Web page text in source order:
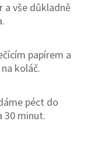
a vše důkladně
papírem a
koláč.
péct do
30 minut.